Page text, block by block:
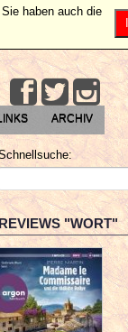
ARCHIV
REVIEWS "WORT"
haben auch die